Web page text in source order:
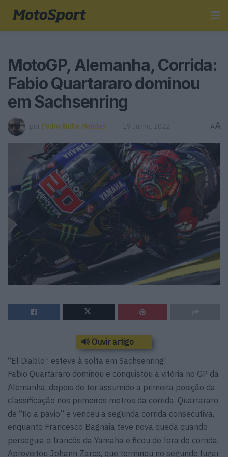
MotoGP, Alemanha, Corrida:
Fabio Quartararo dominou
em Sachsenring
por Pedro Andre Mendes 19 Junho, 2022 AA
🔊 Ouvir artigo
“El Diablo” esteve à solta em Sachsenring!
Fabio Quartararo dominou e conquistou a vitória no GP da
Alemanha, depois de ter assumido a primeira posição da
classificação nos primeiros metros da corrida. Quartararo
de “fio a pavio” e venceu a segunda corrida consecutiva,
enquanto Francesco Bagnaia teve nova queda quando
perseguia o francês da Yamaha e ficou de fora de corrida.
Aproveitou Johann Zarco, que terminou no segundo lugar